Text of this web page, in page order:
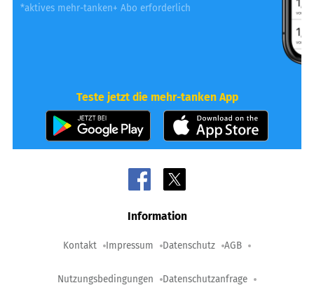
*aktives mehr-tanken+ Abo erforderlich
Teste jetzt die mehr-tanken App
Information
Kontakt Impressum Datenschutz AGB
Nutzungsbedingungen Datenschutzanfrage